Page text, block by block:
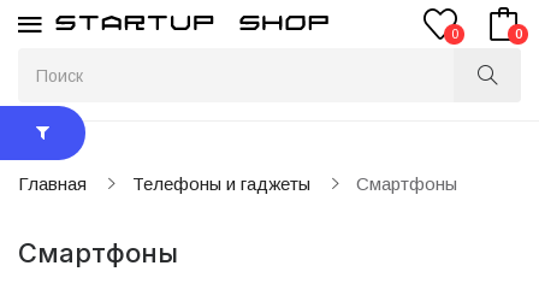
0 0
Главная Телефоны и гаджеты Смартфоны
Смартфоны